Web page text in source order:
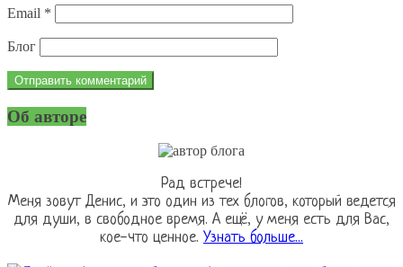
Email *
Блог
Об авторе
Рад встрече!
Меня зовут Денис, и это один из тех блогов, который ведется
для души, в свободное время. А ещё, у меня есть для Вас,
кое-что ценное. Узнать больше...